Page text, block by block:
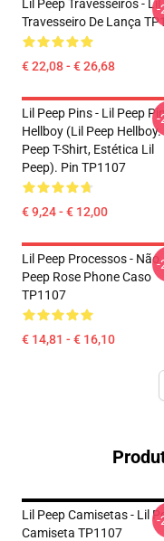
Lil Peep Travesseiros - Lil
Travesseiro De Lança
€ 22,08 - € 26,68
-
Lil Peep Pins - Lil Peep
Hellboy (Lil Peep Hellboy.
Peep T-Shirt, Estética Lil
Peep). Pin TP1107
€ 9,24 - € 12,00
-
Lil Peep Processos - Não.
Peep Rose Phone Caso
TP1107
€ 14,81 - € 16,10
-
Lil Peep Camisetas - Lil
Camiseta TP1107
-